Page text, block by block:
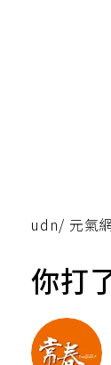
udn/ 元氣
你打